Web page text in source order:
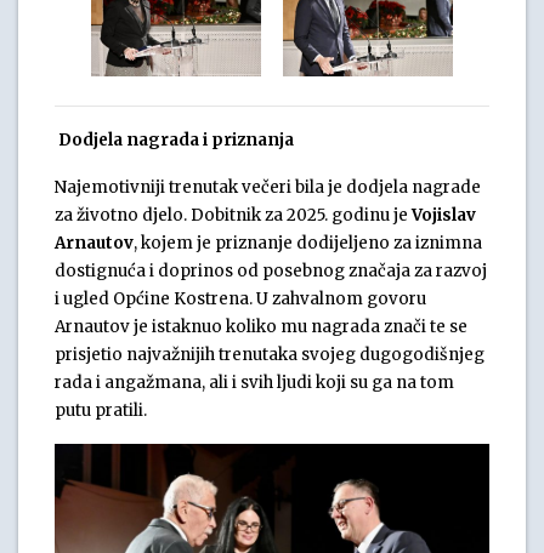
Dodjela nagrada i priznanja
Najemotivniji trenutak večeri bila je dodjela nagrade
za životno djelo. Dobitnik za 2025. godinu jeVojislav
Arnautov, kojem je priznanje dodijeljeno za iznimna
dostignuća i doprinos od posebnog značaja za razvoj
i ugled Općine Kostrena. U zahvalnom govoru
Arnautov je istaknuo koliko mu nagrada znači te se
prisjetio najvažnijih trenutaka svojeg dugogodišnjeg
rada i angažmana, ali i svih ljudi koji su ga na tom
putu pratili.